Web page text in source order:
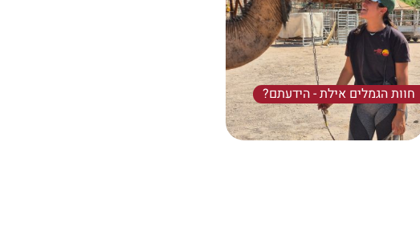
חוות הגמלים אילת - הידעתם?
מי גילה את הגמל? בדואים?! "תה
גמלים"?! באמת?